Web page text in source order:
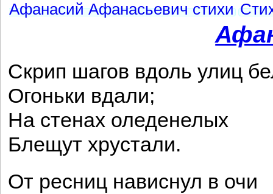
Афанасий Афанасьевич стихи
Скрип шагов вдоль улиц
Огоньки вдали;
На стенах оледенелых
Блещут хрустали.
От ресниц нависнул в очи